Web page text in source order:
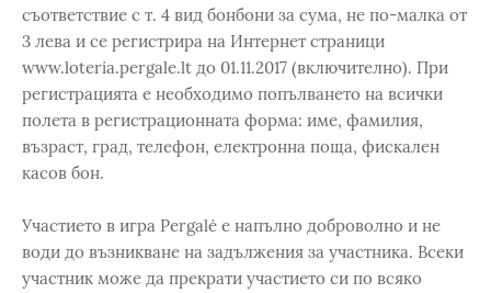
съответствие с т. 4 вид бонбони за сума, не по-малка от
3 лева и се регистрира на Интернет страници
www.loteria.pergale.lt до 01.11.2017 (включително). При
регистрацията е необходимо попълването на всички
полета в регистрационната форма: име, фамилия,
възраст, град, телефон, електронна поща, фискален
касов бон.
Участието в игра Pergalė е напълно доброволно и не
води до възникване на задължения за участника. Всеки
участник може да прекрати участието си по всяко